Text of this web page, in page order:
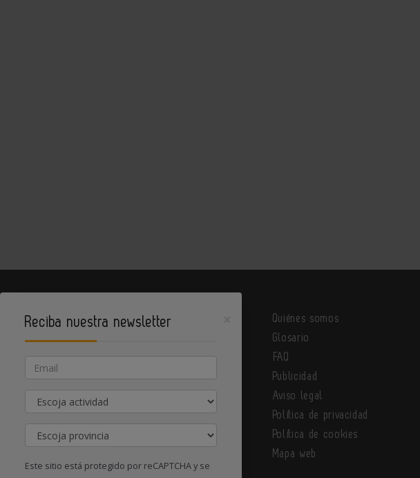
Contacte con nosotros
Quiénes somos
Glosario
FAQ
Publicidad
Aviso legal
Política de privacidad
Política de cookies
Mapa web
Reciba nuestra newsletter
Email
Actividad
Provincia
Este sitio está protegido por reCAPTCHA y se